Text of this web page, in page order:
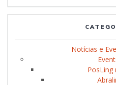
Notícias e
PosLing